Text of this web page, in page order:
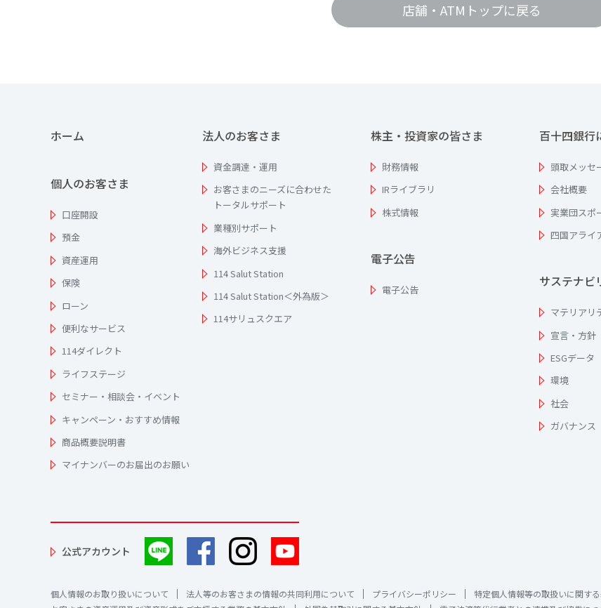
店舗・ATMトップに戻る
ホーム
個人のお客さま
口座開設
預金
資産運用
保険
ローン
便利なサービス
114ダイレクト
ライフステージ
セミナー・相談会・イベント
キャンペーン・おすすめ情報
商品概要説明書
マイナンバーのお届出のお願い
法人のお客さま
資金調達・運用
お客さまのニーズに合わせた
トータルサポート
業種別サポート
海外ビジネス支援
114 Salut Station
114 Salut Station＜外為版＞
114サリュスクエア
株主・投資家の皆さま
財務情報
IRライブラリ
株式情報
電子公告
電子公告
百十四銀行
頭取メッセ
会社概要
実業団スポ
四国アライ
サステナビ
マテリアリ
宣言・方針
ESGデータ
環境
社会
ガバナンス
公式アカウント
個人情報のお取り扱いについて 法人等のお客さまの情報の共同利用について プライバシーポリシー 特定個人情報等の取扱いに関す